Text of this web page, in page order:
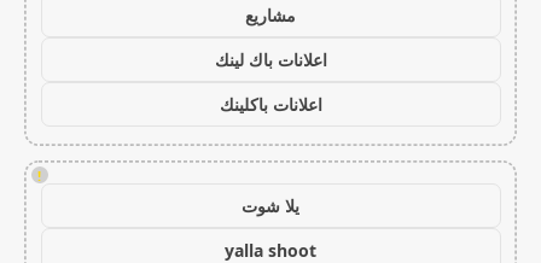
مشاريع
اعلانات باك لينك
اعلانات باكلينك
!
يلا شوت
yalla shoot